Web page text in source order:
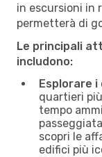
in escursioni in
permetterà di
Le principali
includono:
Esplorare
quartieri
tempo
scopri le
edifici più